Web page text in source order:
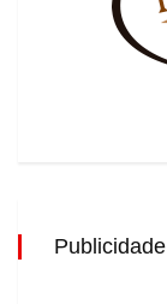
Publicidade